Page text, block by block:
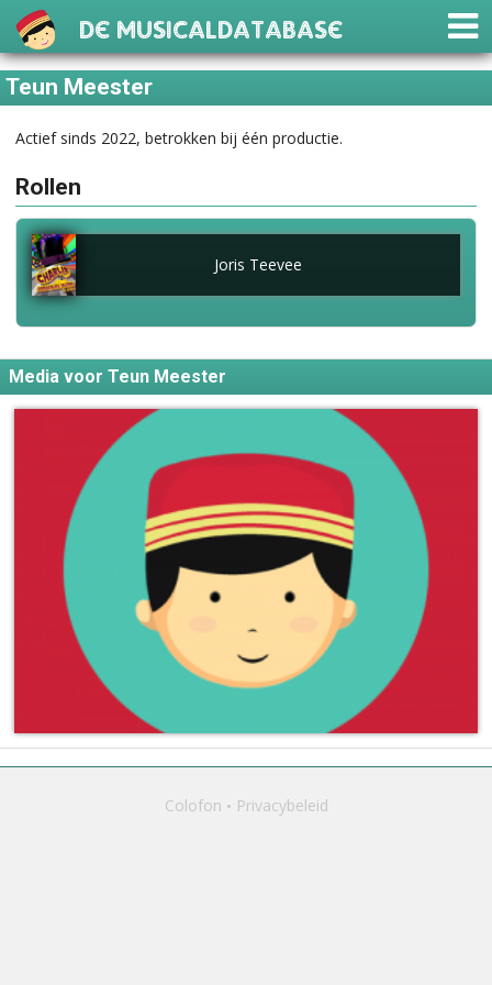
De Musicaldatabase
Teun Meester
Actief sinds 2022, betrokken bij één productie.
Rollen
Joris Teevee
Media voor Teun Meester
Colofon Privacybeleid